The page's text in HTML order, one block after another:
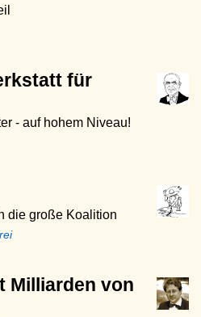
für
- auf hohem Niveau!
die große Koalition
Milliarden von